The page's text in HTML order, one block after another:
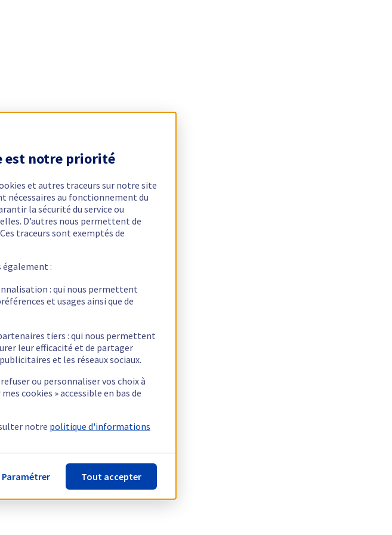
est notre priorité
et autres traceurs sur notre site
au fonctionnement du
la sécurité du service ou
D’autres nous permettent de
traceurs sont exemptés de
également :
: qui nous permettent
et usages ainsi que de
tiers : qui nous permettent
leur efficacité et de partager
et les réseaux sociaux.
ou personnaliser vos choix à
cookies » accessible en bas de
notre politique d'informations
Paramétrer Tout accepter